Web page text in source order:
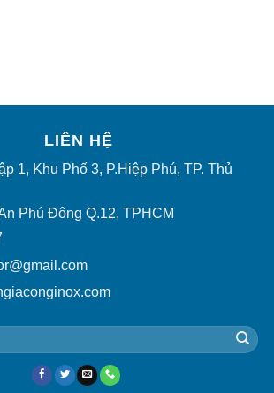
LIÊN HỆ
1, Khu Phố 3, P.Hiệp Phú, TP. Thủ
Phú Đông Q.12, TPHCM